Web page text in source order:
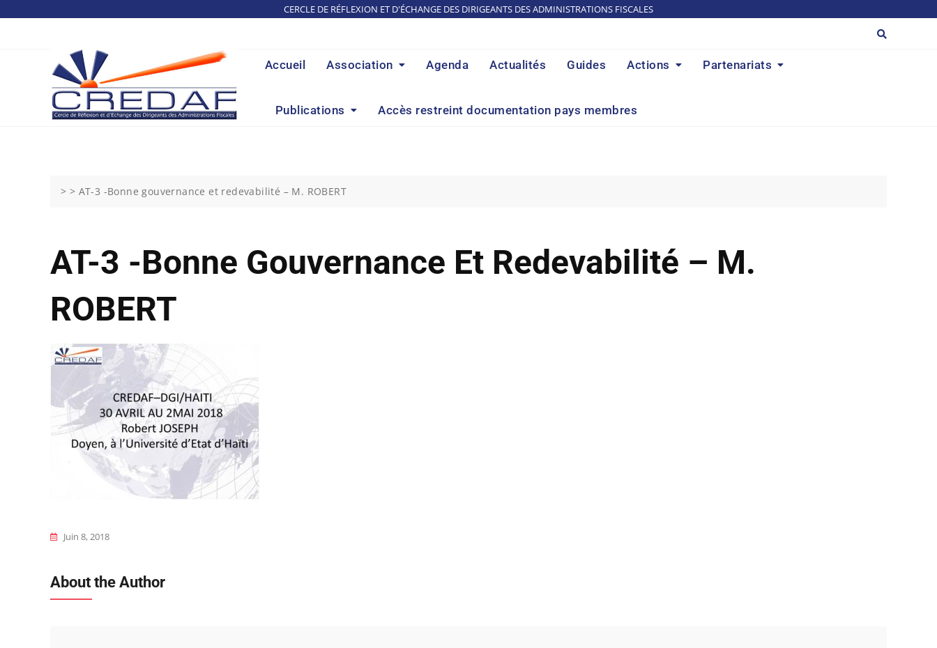
CERCLE DE RÉFLEXION ET D'ÉCHANGE DES DIRIGEANTS DES ADMINISTRATIONS FISCALES
Accueil Association Agenda Actualités Guides Actions Partenariats
Publications Accès restreint documentation pays membres
> > AT-3 -Bonne gouvernance et redevabilité – M. ROBERT
AT-3 -Bonne Gouvernance Et Redevabilité – M.
ROBERT
Juin 8, 2018
About the Author